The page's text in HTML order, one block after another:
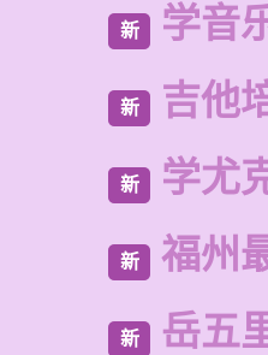
新 学音
新 吉他
新 学尤
新 福州
新 岳五